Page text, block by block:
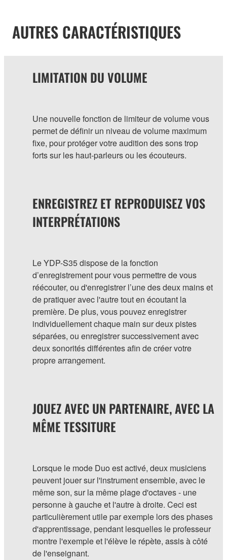
AUTRES CARACTÉRISTIQUES
LIMITATION DU VOLUME
Une nouvelle fonction de limiteur de volume vous
permet de définir un niveau de volume maximum
fixe, pour protéger votre audition des sons trop
forts sur les haut-parleurs ou les écouteurs.
ENREGISTREZ ET REPRODUISEZ VOS
INTERPRÉTATIONS
Le YDP-S35 dispose de la fonction
d’enregistrement pour vous permettre de vous
réécouter, ou d'enregistrer l’une des deux mains et
de pratiquer avec l'autre tout en écoutant la
première. De plus, vous pouvez enregistrer
individuellement chaque main sur deux pistes
séparées, ou enregistrer successivement avec
deux sonorités différentes afin de créer votre
propre arrangement.
JOUEZ AVEC UN PARTENAIRE, AVEC LA
MÊME TESSITURE
Lorsque le mode Duo est activé, deux musiciens
peuvent jouer sur l'instrument ensemble, avec le
même son, sur la même plage d'octaves - une
personne à gauche et l'autre à droite. Ceci est
particulièrement utile par exemple lors des phases
d'apprentissage, pendant lesquelles le professeur
montre l'exemple et l'élève le répète, assis à côté
de l'enseignant.